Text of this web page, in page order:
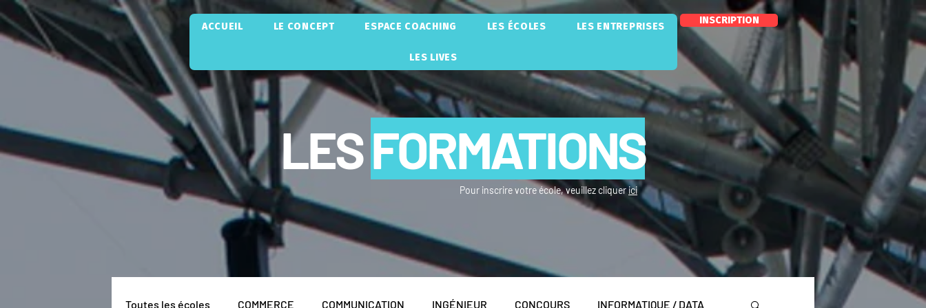
ACCUEIL LE CONCEPT ESPACE COACHING LES ÉCOLES LES ENTREPRISES
LES LIVES
INSCRIPTION
LESFORMATIONS
Pour inscrire votre école, veuillez cliquerici
Toutes les écoles COMMERCE COMMUNICATION INGÉNIEUR CONCOURS INFORMATIQUE / DATA